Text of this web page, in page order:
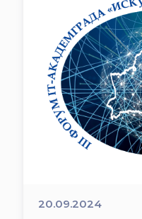
20.09.2024